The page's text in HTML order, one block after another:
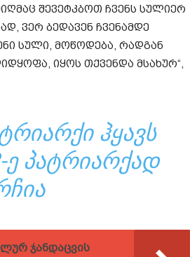
შევეტკბოთ ჩვენს სულიერ
ვერ ბედავენ ჩვენამდე
სული, მოწოდება, რადგან
, იყოს თქვენდა მსახურ“,
ᲰᲧᲐᲕᲡ
Ე ᲞᲐᲢᲠᲘᲐᲠᲥᲐᲓ
ჯანდაცვის